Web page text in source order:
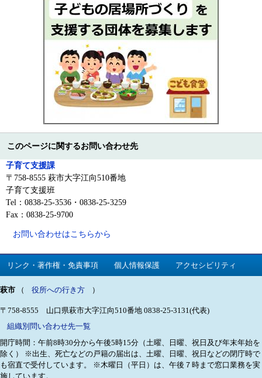
このページに関するお問い合わせ先
子育て支援課
〒758-8555 萩市大字江向510番地
子育て支援班
Tel：0838-25-3536・0838-25-3259
Fax：0838-25-9700
お問い合わせはこちらから
リンク・著作権・免責事項 個人情報保護 アクセシビリティ
萩市 （ 役所への行き方 ）
〒758-8555 山口県萩市大字江向510番地 0838-25-3131(代表)
組織別問い合わせ先一覧
開庁時間：午前8時30分から午後5時15分（土曜、日曜、祝日及び年末年始を
除く）
※出生、死亡などの戸籍の届出は、土曜、日曜、祝日などの閉庁時で
も宿直で受付しています。
※木曜日（平日）は、午後７時まで窓口業務を実
施しています。